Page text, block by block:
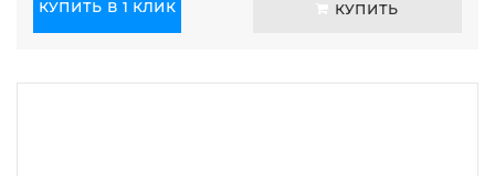
КУПИТЬ В 1 КЛИК КУПИТЬ